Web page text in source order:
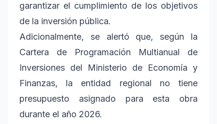
garantizar el cumplimiento de los objetivos
de la inversión pública.
Adicionalmente, se alertó que, según la
Cartera de Programación Multianual de
Inversiones del Ministerio de Economía y
Finanzas, la entidad regional no tiene
presupuesto asignado para esta obra
durante el año 2026.